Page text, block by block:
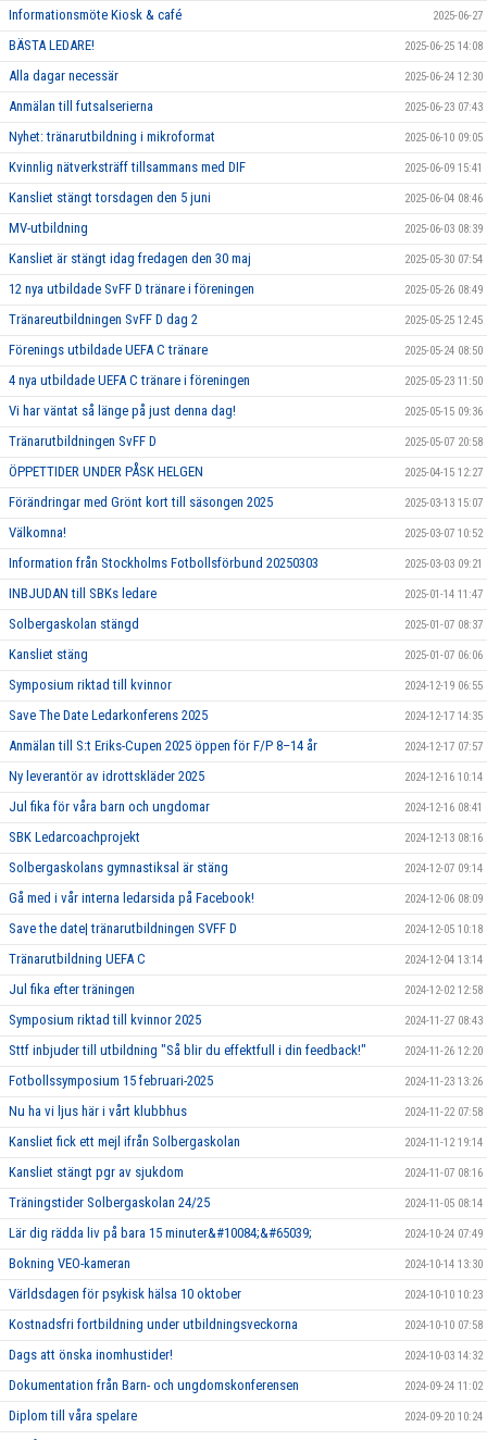
Informationsmöte Kiosk & café 2025-06-27
BÄSTA LEDARE! 2025-06-25 14:08
Alla dagar necessär 2025-06-24 12:30
Anmälan till futsalserierna 2025-06-23 07:43
Nyhet: tränarutbildning i mikroformat 2025-06-10 09:05
Kvinnlig nätverksträff tillsammans med DIF 2025-06-09 15:41
Kansliet stängt torsdagen den 5 juni 2025-06-04 08:46
MV-utbildning 2025-06-03 08:39
Kansliet är stängt idag fredagen den 30 maj 2025-05-30 07:54
12 nya utbildade SvFF D tränare i föreningen 2025-05-26 08:49
Tränareutbildningen SvFF D dag 2 2025-05-25 12:45
Förenings utbildade UEFA C tränare 2025-05-24 08:50
4 nya utbildade UEFA C tränare i föreningen 2025-05-23 11:50
Vi har väntat så länge på just denna dag! 2025-05-15 09:36
Tränarutbildningen SvFF D 2025-05-07 20:58
ÖPPETTIDER UNDER PÅSK HELGEN 2025-04-15 12:27
Förändringar med Grönt kort till säsongen 2025 2025-03-13 15:07
Välkomna! 2025-03-07 10:52
Information från Stockholms Fotbollsförbund 20250303 2025-03-03 09:21
INBJUDAN till SBKs ledare 2025-01-14 11:47
Solbergaskolan stängd 2025-01-07 08:37
Kansliet stäng 2025-01-07 06:06
Symposium riktad till kvinnor 2024-12-19 06:55
Save The Date Ledarkonferens 2025 2024-12-17 14:35
Anmälan till S:t Eriks-Cupen 2025 öppen för F/P 8–14 år 2024-12-17 07:57
Ny leverantör av idrottskläder 2025 2024-12-16 10:14
Jul fika för våra barn och ungdomar 2024-12-16 08:41
SBK Ledarcoachprojekt 2024-12-13 08:16
Solbergaskolans gymnastiksal är stäng 2024-12-07 09:14
Gå med i vår interna ledarsida på Facebook! 2024-12-06 08:09
Save the date| tränarutbildningen SVFF D 2024-12-05 10:18
Tränarutbildning UEFA C 2024-12-04 13:14
Jul fika efter träningen 2024-12-02 12:58
Symposium riktad till kvinnor 2025 2024-11-27 08:43
Sttf inbjuder till utbildning "Så blir du effektfull i din feedback!" 2024-11-26 12:20
Fotbollssymposium 15 februari-2025 2024-11-23 13:26
Nu ha vi ljus här i vårt klubbhus 2024-11-22 07:58
Kansliet fick ett mejl ifrån Solbergaskolan 2024-11-12 19:14
Kansliet stängt pgr av sjukdom 2024-11-07 08:16
Träningstider Solbergaskolan 24/25 2024-11-05 08:14
Lär dig rädda liv på bara 15 minuter&#10084;&#65039; 2024-10-24 07:49
Bokning VEO-kameran 2024-10-14 13:30
Världsdagen för psykisk hälsa 10 oktober 2024-10-10 10:23
Kostnadsfri fortbildning under utbildningsveckorna 2024-10-10 07:58
Dags att önska inomhustider! 2024-10-03 14:32
Dokumentation från Barn- och ungdomskonferensen 2024-09-24 11:02
Diplom till våra spelare 2024-09-20 10:24